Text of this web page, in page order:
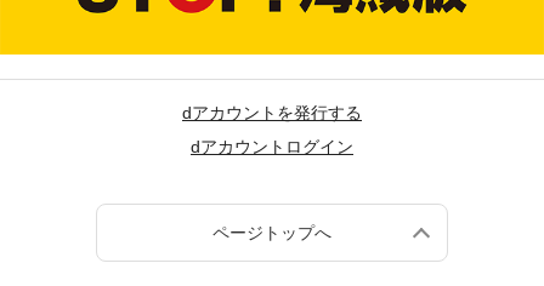
dアカウントを発行する
dアカウントログイン
ページトップへ